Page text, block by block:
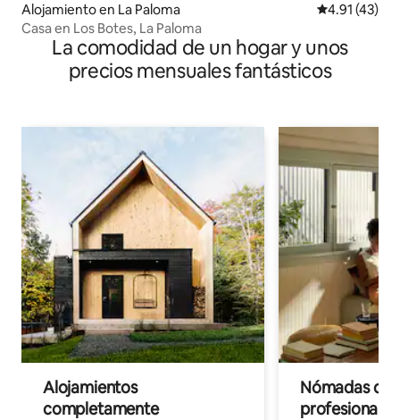
Alojamiento en La Paloma Calificación
4.91 (43)
Casa en Los Botes, La Paloma
La comodidad de un hogar y unos
precios mensuales fantásticos
Alojamientos
completamente
Nómadas